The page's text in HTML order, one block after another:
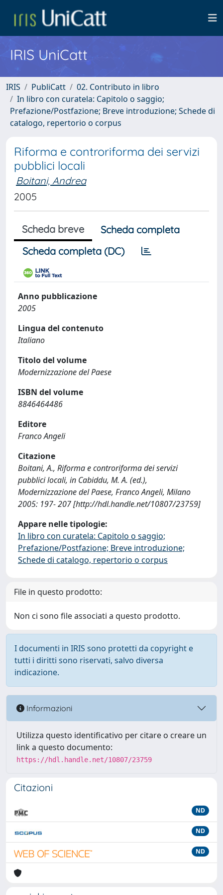
IRIS UniCatt
IRIS PubliCatt
02. Contributo in libro
In libro con curatela: Capitolo o saggio;
Prefazione/Postfazione; Breve introduzione; Schede di
catalogo, repertorio o corpus
Riforma e controriforma dei servizi
pubblici locali
Boitani, Andrea
2005
Scheda breve
Scheda completa
Scheda completa (DC)
Anno pubblicazione
2005
Lingua del contenuto
Italiano
Titolo del volume
Modernizzazione del Paese
ISBN del volume
8846464486
Editore
Franco Angeli
Citazione
Boitani, A., Riforma e controriforma dei servizi
pubblici locali, in Cabiddu, M. A. (ed.),
Modernizzazione del Paese, Franco Angeli, Milano
2005: 197- 207 [http://hdl.handle.net/10807/23759]
Appare nelle tipologie:
In libro con curatela: Capitolo o saggio;
Prefazione/Postfazione; Breve introduzione;
Schede di catalogo, repertorio o corpus
File in questo prodotto:
Non ci sono file associati a questo prodotto.
I documenti in IRIS sono protetti da copyright e
tutti i diritti sono riservati, salvo diversa
indicazione.
Informazioni
Utilizza questo identificativo per citare o creare un
link a questo documento:
https://hdl.handle.net/10807/23759
Citazioni
ND
ND
ND